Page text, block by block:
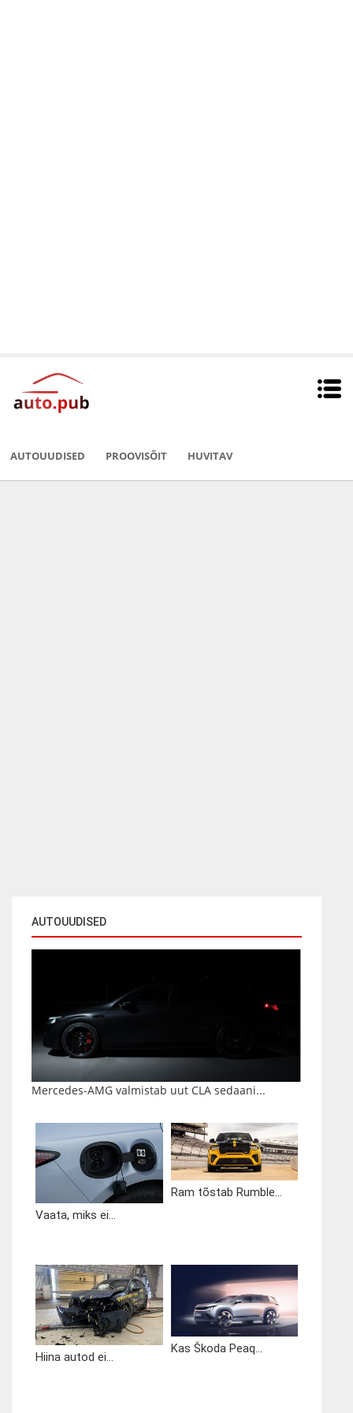
AUTOUUDISED PROOVISÕIT HUVITAV
AUTOUUDISED
Mercedes-AMG valmistab uut CLA sedaani...
Vaata, miks ei...
Ram tõstab Rumble...
Hiina autod ei...
Kas Škoda Peaq...